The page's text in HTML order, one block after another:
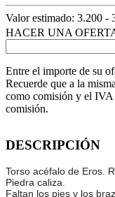
Valor estimado: 3.200 -
HACER UNA
Entre el importe de su
Recuerde que a la
como comisión y el IVA
comisión.
DESCRIPCIÓN
Torso acéfalo de Eros.
Piedra caliza.
Faltan los pies y los